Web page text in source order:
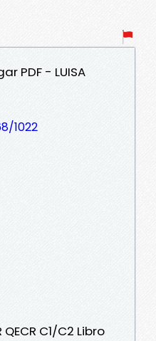
PDF - LUISA
1022
C1/C2 Libro